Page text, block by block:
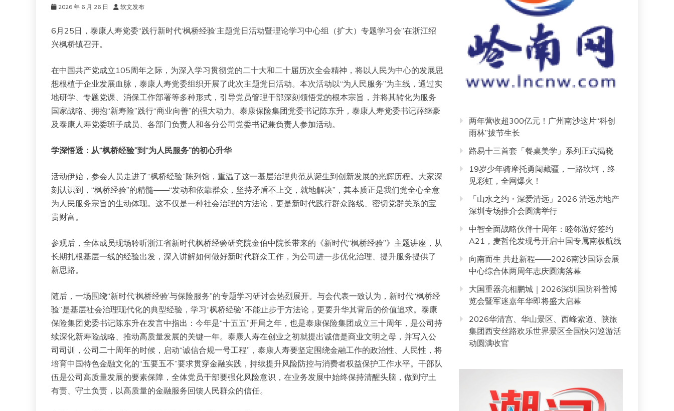
2026 年 6 月 26 日 软文发布
‌6月25日，泰康人寿党委“践行新时代‘枫桥经验’主题党日活动暨理论学习中心组（扩大）专题学习会”在浙江绍
兴枫桥镇召开。
在中国共产党成立105周年之际，为深入学习贯彻党的二十大和二十届历次全会精神，将以人民为中心的发展思
想根植于企业发展血脉，泰康人寿党委组织开展了此次主题党日活动。本次活动以“为人民服务”为主线，通过实
地研学、专题党课、消保工作部署等多种形式，引导党员管理干部深刻领悟党的根本宗旨，并将其转化为服务
国家战略、拥抱“新寿险”践行“商业向善”的强大动力。泰康保险集团党委书记陈东升，泰康人寿党委书记薛继豪
及泰康人寿党委班子成员、各部门负责人和各分公司党委书记兼负责人参加活动。
学深悟透：从“枫桥经验”到“为人民服务”的初心升华
活动伊始，参会人员走进了“枫桥经验”陈列馆，重温了这一基层治理典范从诞生到创新发展的光辉历程。大家深
刻认识到，“枫桥经验”的精髓——“发动和依靠群众，坚持矛盾不上交，就地解决”，其本质正是我们党全心全意
为人民服务宗旨的生动体现。这不仅是一种社会治理的方法论，更是新时代践行群众路线、密切党群关系的宝
贵财富。
参观后，全体成员现场聆听浙江省新时代枫桥经验研究院金伯中院长带来的《新时代“枫桥经验”》主题讲座，从
长期扎根基层一线的经验出发，深入讲解如何做好新时代群众工作，为公司进一步优化治理、提升服务提供了
新思路。
随后，一场围绕“新时代‘枫桥经验’与保险服务”的专题学习研讨会热烈展开。与会代表一致认为，新时代“枫桥经
验”是基层社会治理现代化的典型经验，学习“枫桥经验”不能止步于方法论，更要升华其背后的价值追求。泰康
保险集团党委书记陈东升在发言中指出：今年是“十五五”开局之年，也是泰康保险集团成立三十周年，是公司持
续深化新寿险战略、推动高质量发展的关键一年。泰康人寿在创业之初就提出诚信是商业文明之母，并写入公
司司训，公司二十周年的时候，启动“诚信合规一号工程”，泰康人寿要坚定围绕金融工作的政治性、人民性，将
培育中国特色金融文化的“五要五不”要求贯穿金融实践，持续提升风险防控与消费者权益保护工作水平。干部队
伍是公司高质量发展的要素保障，全体党员干部要强化风险意识，在业务发展中始终保持清醒头脑，做到守土
有责、守土负责，以高质量的金融服务回馈人民群众的信任。
两年营收超300亿元！广州南沙这片“科创
雨林”拔节生长
路易十三首套「餐桌美学」系列正式揭晓
19岁少年骑摩托勇闯藏疆，一路坎坷，终
见彩虹，全网爆火！
「山水之约・深爱清远」2026 清远房地产
深圳专场推介会圆满举行
中智全面战略伙伴十周年：睦邻游好签约
A21，麦哲伦发现号开启中国专属南极航线
向南而生 共赴新程——2026南沙国际会展
中心综合体两周年志庆圆满落幕
大国重器亮相鹏城｜2026深圳国防科普博
览会暨军迷嘉年华即将盛大启幕
2026华清宫、华山景区、西峰索道、陕旅
集团西安丝路欢乐世界景区全国快闪巡游活
动圆满收官